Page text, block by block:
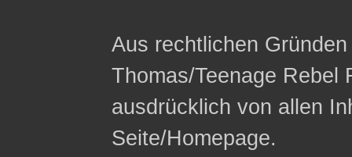
Aus rechtlichen
Thomas/Teenage Rebel
ausdrücklich von allen
Seite/Homepage.